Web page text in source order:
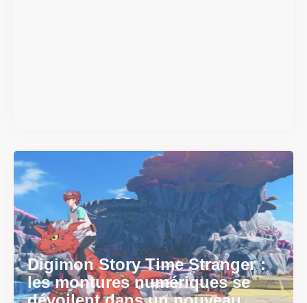
Digimon Story Time Stranger :
les montures numériques se